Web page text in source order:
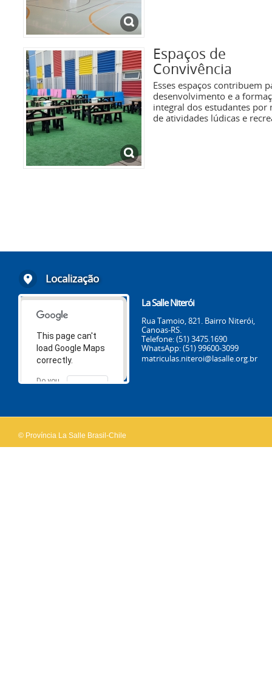
Espaços de
Convivência
Esses espaços contribuem
desenvolvimento e a
integral dos estudantes por
de atividades lúdicas e
Localização
This page can't
load Google Maps
correctly.
Do you
OK
La Salle Niterói
Rua Tamoio, 821. Bairro Niterói,
Canoas-RS.
Telefone: (51) 3475.1690
WhatsApp: (51) 99600-3099
matriculas.niteroi@lasalle.org.br
© Província La Salle Brasil-Chile